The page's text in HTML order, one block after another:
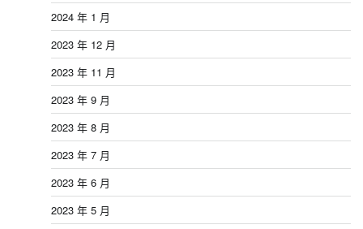
2024 年 1 月
2023 年 12 月
2023 年 11 月
2023 年 9 月
2023 年 8 月
2023 年 7 月
2023 年 6 月
2023 年 5 月